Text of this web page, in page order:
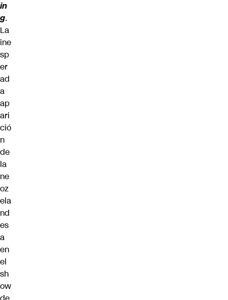
in
g.
La
ine
sp
er
ad
a
ap
ari
ció
n
de
la
ne
oz
ela
nd
es
a
en
el
sh
ow